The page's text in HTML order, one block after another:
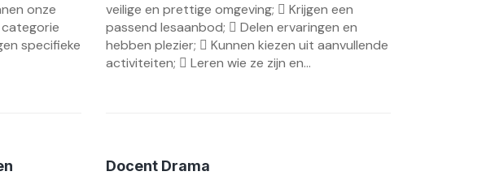
onze
specifieke
veilige en prettige omgeving;  Krijgen een
passend lesaanbod;  Delen ervaringen en
hebben plezier;  Kunnen kiezen uit aanvullende
activiteiten;  Leren wie ze zijn en...
Docent Drama